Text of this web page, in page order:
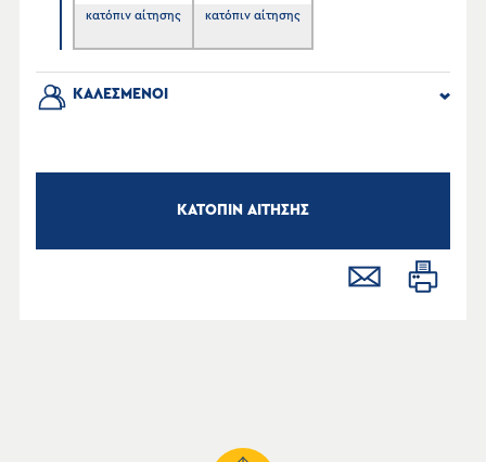
κατόπιν αίτησης κατόπιν αίτησης
ΚΑΛΕΣΜΕΝΟΙ
ΚΑΤΟΠΙΝ ΑΙΤΗΣΗΣ